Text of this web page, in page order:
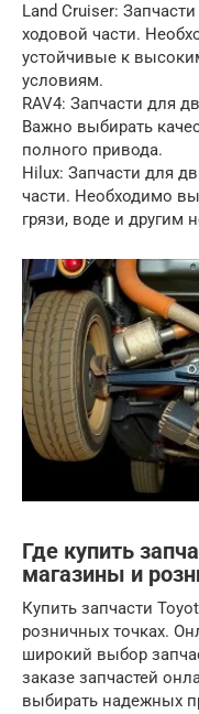
Land Cruiser:
ходовой части.
устойчивые к
условиям.
RAV4: Запчасти для
Важно выбирать
полного привода.
Hilux: Запчасти для
части. Необходимо
грязи, воде и другим
Где купить
магазины и
Купить запчасти
розничных точках.
широкий выбор
заказе запчастей
выбирать надежных